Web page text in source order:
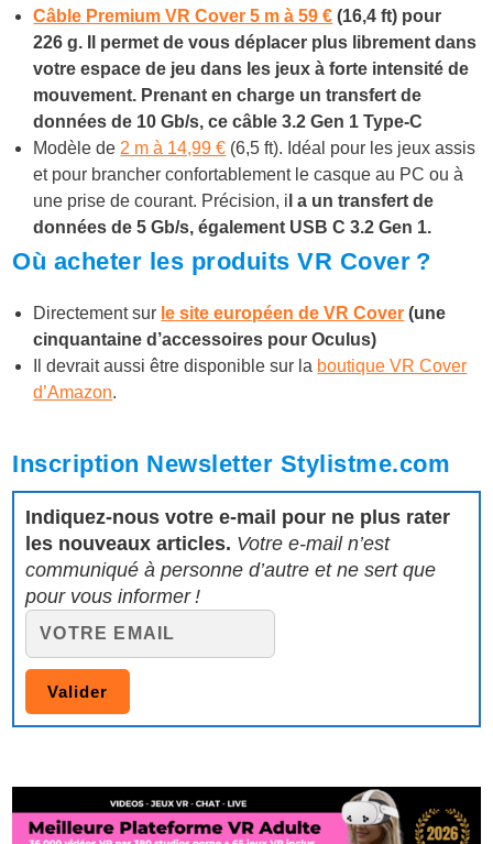
Câble Premium VR Cover 5 m à 59 € (16,4 ft) pour
226 g. Il
permet de vous déplacer plus librement dans
votre espace de jeu dans les jeux à forte intensité de
mouvement. Prenant en charge un transfert de
données de 10 Gb/s, ce câble 3.2 Gen 1 Type-C
Modèle de 2 m à 14,99 € (6,5 ft). Idéal pour les jeux assis
et pour brancher confortablement le casque au PC ou à
une prise de courant. Précision, i l a un transfert de
données de 5 Gb/s, également USB C 3.2 Gen 1.
Où acheter les produits VR Cover ?
Directement sur le site européen de VR Cover (une
cinquantaine d’accessoires pour Oculus)
Il devrait aussi être disponible sur la boutique VR Cover
d’Amazon.
Inscription Newsletter Stylistme.com
Indiquez-nous votre e-mail pour ne plus rater
les nouveaux articles. Votre e-mail n’est
communiqué à personne d’autre et ne sert que
pour vous informer !